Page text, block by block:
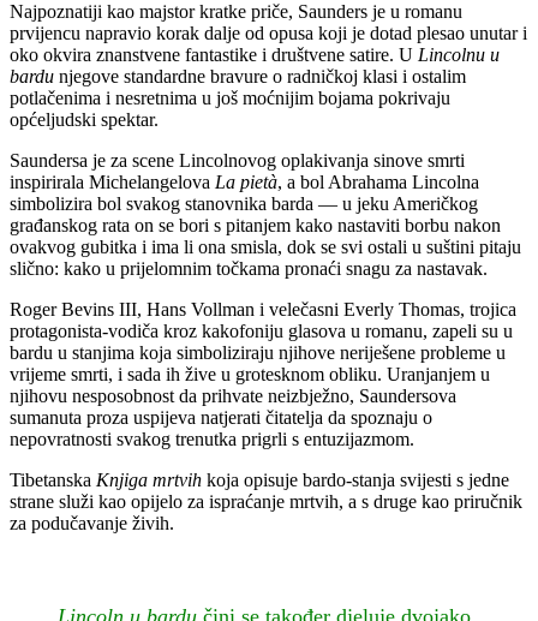
Najpoznatiji kao majstor kratke priče, Saunders je u romanu
prvijencu napravio korak dalje od opusa koji je dotad plesao unutar i
oko okvira znanstvene fantastike i društvene satire. U Lincolnu u
bardu njegove standardne bravure o radničkoj klasi i ostalim
potlačenima i nesretnima u još moćnijim bojama pokrivaju
općeljudski spektar.
Saundersa je za scene Lincolnovog oplakivanja sinove smrti
inspirirala Michelangelova La pietà, a bol Abrahama Lincolna
simbolizira bol svakog stanovnika barda — u jeku Američkog
građanskog rata on se bori s pitanjem kako nastaviti borbu nakon
ovakvog gubitka i ima li ona smisla, dok se svi ostali u suštini pitaju
slično: kako u prijelomnim točkama pronaći snagu za nastavak.
Roger Bevins III, Hans Vollman i velečasni Everly Thomas, trojica
protagonista-vodiča kroz kakofoniju glasova u romanu, zapeli su u
bardu u stanjima koja simboliziraju njihove neriješene probleme u
vrijeme smrti, i sada ih žive u grotesknom obliku. Uranjanjem u
njihovu nesposobnost da prihvate neizbježno, Saundersova
sumanuta proza uspijeva natjerati čitatelja da spoznaju o
nepovratnosti svakog trenutka prigrli s entuzijazmom.
Tibetanska Knjiga mrtvih koja opisuje bardo-stanja svijesti s jedne
strane služi kao opijelo za ispraćanje mrtvih, a s druge kao priručnik
za podučavanje živih.